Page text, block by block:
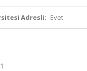
Adresli: Evet